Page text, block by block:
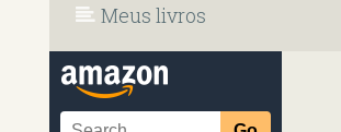
Meus livros